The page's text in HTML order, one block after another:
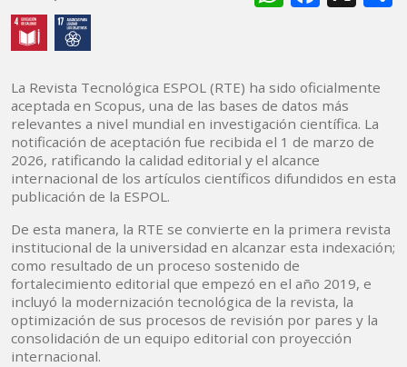
La Revista Tecnológica ESPOL (RTE) ha sido oficialmente
aceptada en Scopus, una de las bases de datos más
relevantes a nivel mundial en investigación científica. La
notificación de aceptación fue recibida el 1 de marzo de
2026, ratificando la calidad editorial y el alcance
internacional de los artículos científicos difundidos en esta
publicación de la ESPOL.
De esta manera, la RTE se convierte en la primera revista
institucional de la universidad en alcanzar esta indexación;
como resultado de un proceso sostenido de
fortalecimiento editorial que empezó en el año 2019, e
incluyó la modernización tecnológica de la revista, la
optimización de sus procesos de revisión por pares y la
consolidación de un equipo editorial con proyección
internacional.